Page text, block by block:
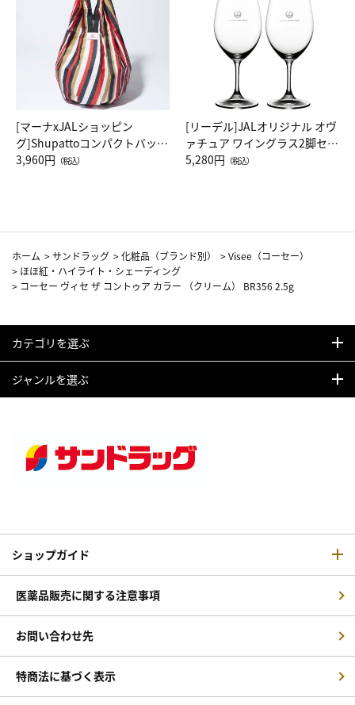
[マーナxJALショッピン
グ]Shupattoコンパクトバッグ
Drop JAL客室乗務員（LC）ス
3,960円 （税込）
[リーデル]JALオリジナル オヴ
ァチュア ワイングラス2脚セッ
ト（レッドワイン）
5,280円 （税込）
ホーム >サンドラッグ >化粧品（ブランド別） >Visee（コーセー）
> ほほ紅・ハイライト・シェーディング
> コーセー ヴィセ ザ コントゥア カラー （クリーム） BR356 2.5g
カテゴリを選ぶ
ジャンルを選ぶ
ショップガイド
医薬品販売に関する注意事項
お問い合わせ先
特商法に基づく表示